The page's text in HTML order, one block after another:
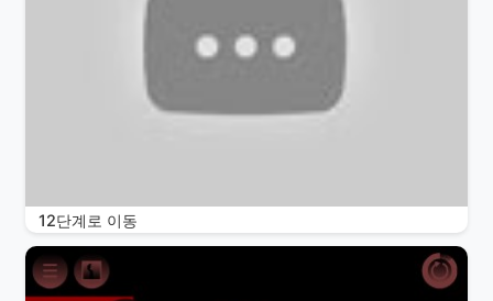
12단계로 이동